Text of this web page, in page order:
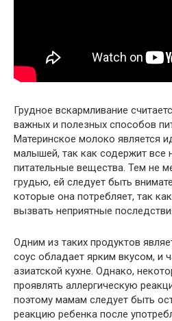
Грудное вскармливание
важных и полезных способов
Материнское молоко является
малышей, так как содержит все
питательные вещества. Тем не
грудью, ей следует быть
которые она потребляет, так
вызвать неприятные
Одним из таких продуктов
соус обладает ярким вкусом, и
азиатской кухне. Однако,
проявлять аллергическую
поэтому мамам следует быть
реакцию ребенка после